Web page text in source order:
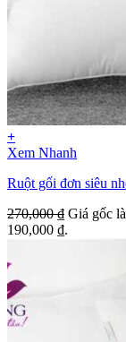
+
Xem Nhanh
Ruột gối đơn siêu
270,000₫ Giá gốc
190,000 ₫.